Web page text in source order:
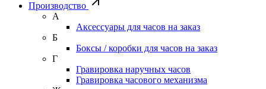
Производство
А
Аксессуары для часов на заказ
Б
Боксы / коробки для часов на заказ
Г
Гравировка наручных часов
Гравировка часового механизма